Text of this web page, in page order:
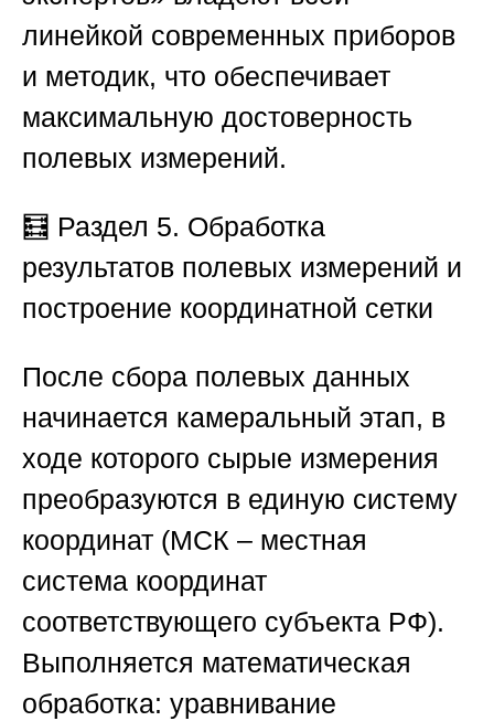
линейкой современных приборов
и методик, что обеспечивает
максимальную достоверность
полевых измерений.
🧮 Раздел 5. Обработка
результатов полевых измерений и
построение координатной сетки
После сбора полевых данных
начинается камеральный этап, в
ходе которого сырые измерения
преобразуются в единую систему
координат (МСК – местная
система координат
соответствующего субъекта РФ).
Выполняется математическая
обработка: уравнивание